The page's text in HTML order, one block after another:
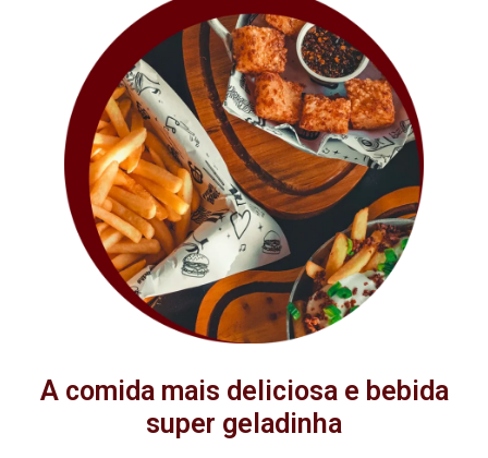
A comida mais deliciosa e bebida
super geladinha